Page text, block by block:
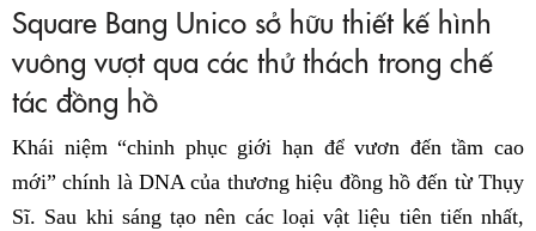
Square Bang Unico sở hữu thiết kế hình
vuông vượt qua các thử thách trong chế
tác đồng hồ
Khái niệm “chinh phục giới hạn để vươn đến tầm cao
mới” chính là DNA của thương hiệu đồng hồ đến từ Thụy
Sĩ. Sau khi sáng tạo nên các loại vật liệu tiên tiến nhất,